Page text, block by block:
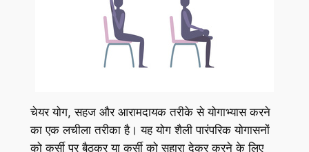
चेयर योग, सहज और आरामदायक तरीके से योगाभ्यास करने
का एक लचीला तरीका है। यह योग शैली पारंपरिक योगासनों
को कुर्सी पर बैठकर या कुर्सी को सहारा देकर करने के लिए